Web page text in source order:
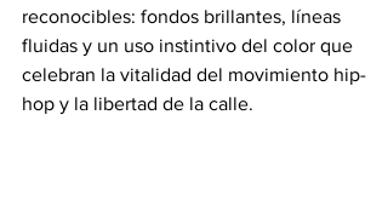
reconocibles: fondos brillantes, líneas
fluidas y un uso instintivo del color que
celebran la vitalidad del movimiento hip-
hop y la libertad de la calle.